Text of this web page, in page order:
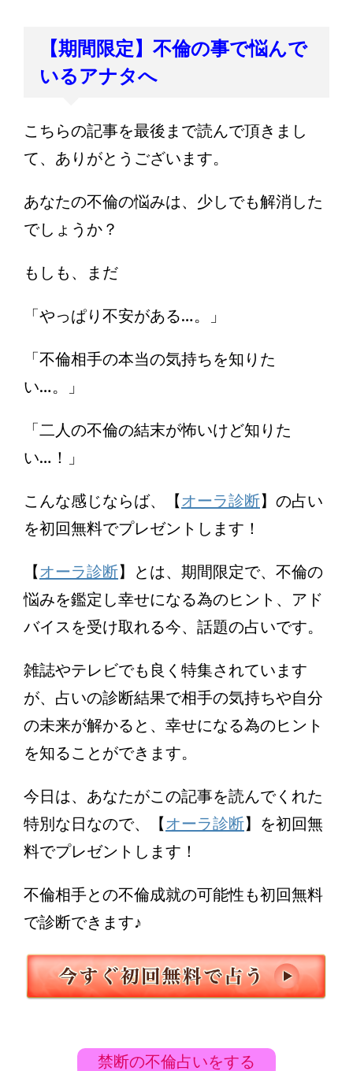
【期間限定】不倫の事で悩んで
いるアナタへ
こちらの記事を最後まで読んで頂きまし
て、ありがとうございます。
あなたの不倫の悩みは、少しでも解消した
でしょうか？
もしも、まだ
「やっぱり不安がある…。」
「不倫相手の本当の気持ちを知りた
い…。」
「二人の不倫の結末が怖いけど知りた
い…！」
こんな感じならば、【オーラ診断】の占い
を初回無料でプレゼントします！
【オーラ診断】とは、期間限定で、不倫の
悩みを鑑定し幸せになる為のヒント、アド
バイスを受け取れる今、話題の占いです。
雑誌やテレビでも良く特集されています
が、占いの診断結果で相手の気持ちや自分
の未来が解かると、幸せになる為のヒント
を知ることができます。
今日は、あなたがこの記事を読んでくれた
特別な日なので、【オーラ診断】を初回無
料でプレゼントします！
不倫相手との不倫成就の可能性も初回無料
で診断できます♪
禁断の不倫占いをする